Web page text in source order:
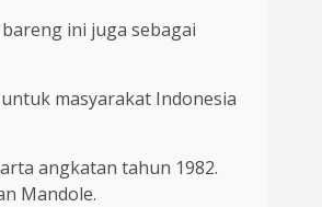
ini juga sebagai
masyarakat Indonesia
angkatan tahun 1982.
Mandole.